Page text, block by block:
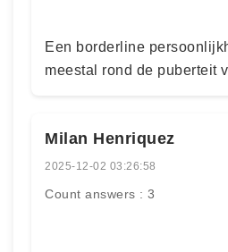
Een borderline
meestal rond de puberteit
Milan Henriquez
2025-12-02 03:26:58
Count answers : 3